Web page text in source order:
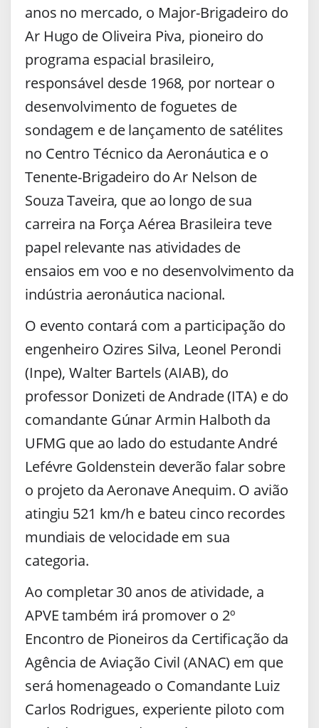
anos no mercado, o Major-Brigadeiro do
Ar Hugo de Oliveira Piva, pioneiro do
programa espacial brasileiro,
responsável desde 1968, por nortear o
desenvolvimento de foguetes de
sondagem e de lançamento de satélites
no Centro Técnico da Aeronáutica e o
Tenente-Brigadeiro do Ar Nelson de
Souza Taveira, que ao longo de sua
carreira na Força Aérea Brasileira teve
papel relevante nas atividades de
ensaios em voo e no desenvolvimento da
indústria aeronáutica nacional.
O evento contará com a participação do
engenheiro Ozires Silva, Leonel Perondi
(Inpe), Walter Bartels (AIAB), do
professor Donizeti de Andrade (ITA) e do
comandante Gúnar Armin Halboth da
UFMG que ao lado do estudante André
Lefévre Goldenstein deverão falar sobre
o projeto da Aeronave Anequim. O avião
atingiu 521 km/h e bateu cinco recordes
mundiais de velocidade em sua
categoria.
Ao completar 30 anos de atividade, a
APVE também irá promover o 2º
Encontro de Pioneiros da Certificação da
Agência de Aviação Civil (ANAC) em que
será homenageado o Comandante Luiz
Carlos Rodrigues, experiente piloto com